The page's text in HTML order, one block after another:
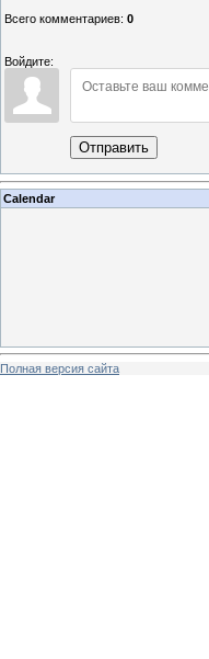
Всего комментариев: 0
Войдите:
Отправить
Calendar
Полная версия сайта